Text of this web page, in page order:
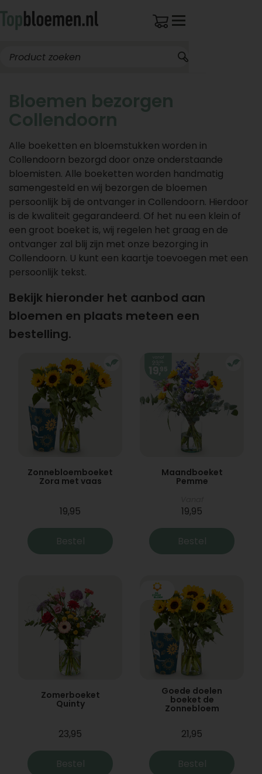
Bloemen bezorgen
Collendoorn
Alle boeketten en bloemstukken worden in
Collendoorn bezorgd door onze onderstaande
bloemisten. Alle boeketten worden handmatig
samengesteld en wij bezorgen de bloemen
persoonlijk bij de ontvanger in Collendoorn. Hierdoor
is de kwaliteit gegarandeerd. Of het nu een klein of
een groot boeket is, wij regelen het graag en de
ontvanger zal blij zijn met onze bezorging in
Collendoorn. U kunt een kaartje toevoegen met een
persoonlijk tekst.
Bekijk hieronder het aanbod aan
bloemen en plaats meteen een
bestelling.
Zonnebloemboeket
Zora met vaas
19,95
Bestel
Maandboeket
Pemme
19,95
Bestel
Zomerboeket
Quinty
23,95
Bestel
Goede doelen
boeket de
Zonnebloem
21,95
Bestel